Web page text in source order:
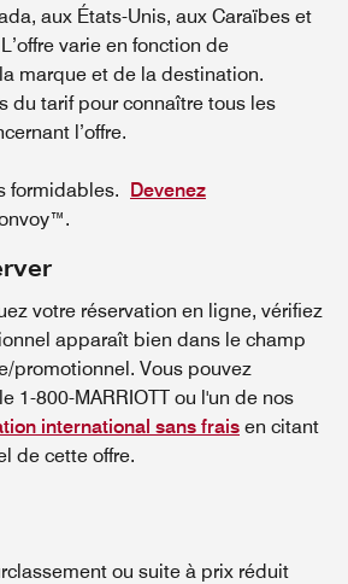
aux États-Unis, aux Caraïbes et
varie en fonction de
marque et de la destination.
du tarif pour connaître tous les
l’offre.
formidables. Devenez
votre réservation en ligne, vérifiez
apparaît bien dans le champ
promotionnel. Vous pouvez
1-800-MARRIOTT ou l'un de nos
international sans frais en citant
de cette offre.
ou suite à prix réduit